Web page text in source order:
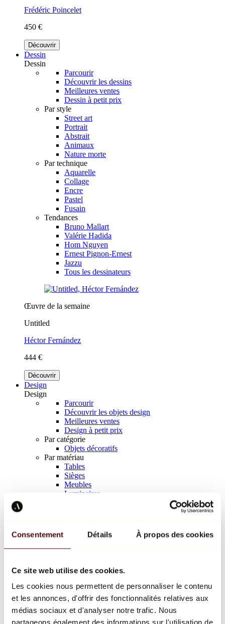
Consentement Détails À propos des cookies
Ce site web utilise des cookies.
Les cookies nous permettent de personnaliser le contenu
et les annonces, d'offrir des fonctionnalités relatives aux
médias sociaux et d'analyser notre trafic. Nous
partageons également des informations sur l'utilisation de
Frédéric Poincelet
450 €
Découvrir
Dessin
Dessin
Parcourir
Découvrir les dessins
Meilleures ventes
Dessin à petit prix
Par style
Street art
Portrait
Abstrait
Animaux
Nature morte
Par technique
Aquarelle
Collage
Encre
Pastel
Fusain
Tendances
Bruno Mallart
Valérie Hadida
Hom Nguyen
Ernest Pignon-Ernest
Jazzu
Tous les dessinateurs
Œuvre de la semaine
Untitled
Héctor Fernández
444 €
Découvrir
Design
Design
Parcourir
Découvrir les objets design
Meilleures ventes
Design à petit prix
Par catégorie
Objets décoratifs
Par matériau
Tables
Sièges
Meubles
Luminaires
Richard Orlinski
Keith Haring
Jeff Koons
Jean-Michel Basquiat
Tous les designers
Œuvre de la semaine